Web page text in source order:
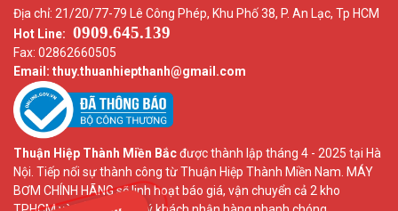
Địa chỉ: 21/20/77-79 Lê Công Phép, Khu Phố 38, P. An Lạc, Tp HCM
Hot Line: 0909.645.139
Fax: 02862660505
Email: thuy.thuanhiepthanh@gmail.com
Thuận Hiệp Thành Miền Bắcđược thành lập tháng 4 - 2025 tại Hà
Nội. Tiếp nối sự thành công từ Thuận Hiệp Thành Miền Nam. MÁY
BƠM CHÍNH HÃNG sẽ linh hoạt báo giá, vận chuyển cả 2 kho